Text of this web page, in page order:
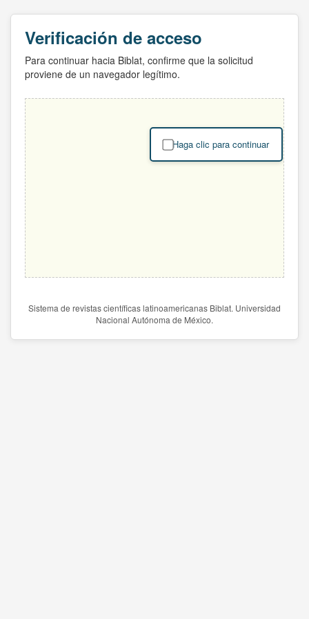
Verificación de acceso
Para continuar hacia Biblat, confirme que la solicitud
proviene de un navegador legítimo.
Haga clic para continuar
Sistema de revistas científicas latinoamericanas Biblat. Universidad
Nacional Autónoma de México.